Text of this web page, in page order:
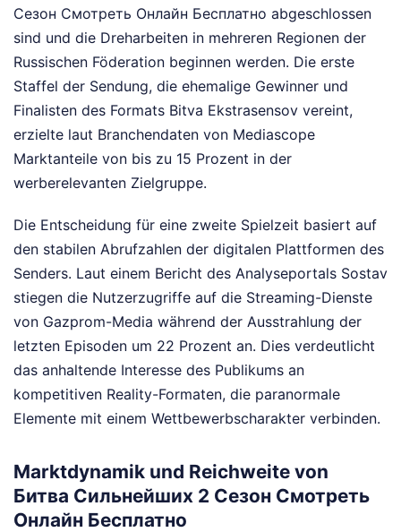
Сезон Смотреть Онлайн Бесплатно abgeschlossen
sind und die Dreharbeiten in mehreren Regionen der
Russischen Föderation beginnen werden. Die erste
Staffel der Sendung, die ehemalige Gewinner und
Finalisten des Formats Bitva Ekstrasensov vereint,
erzielte laut Branchendaten von Mediascope
Marktanteile von bis zu 15 Prozent in der
werberelevanten Zielgruppe.
Die Entscheidung für eine zweite Spielzeit basiert auf
den stabilen Abrufzahlen der digitalen Plattformen des
Senders. Laut einem Bericht des Analyseportals Sostav
stiegen die Nutzerzugriffe auf die Streaming-Dienste
von Gazprom-Media während der Ausstrahlung der
letzten Episoden um 22 Prozent an. Dies verdeutlicht
das anhaltende Interesse des Publikums an
kompetitiven Reality-Formaten, die paranormale
Elemente mit einem Wettbewerbscharakter verbinden.
Marktdynamik und Reichweite von
Битва Сильнейших 2 Сезон Смотреть
Онлайн Бесплатно